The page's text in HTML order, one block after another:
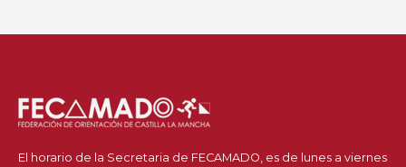
El horario de la Secretaria de FECAMADO, es de lunes a viernes